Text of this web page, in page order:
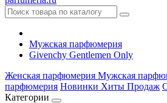
Мужская парфюмерия
Givenchy Gentlemen Only
Женская парфюмерия Мужская
парфюмерия Новинки Хиты Продаж
Категории